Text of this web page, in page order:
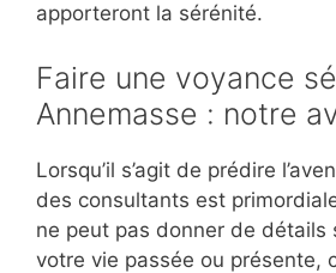
apporteront la sérénité.
Faire une voyance
Annemasse : notre
Lorsqu’il s’agit de prédire
des consultants est
ne peut pas donner de détails
votre vie passée ou présente,